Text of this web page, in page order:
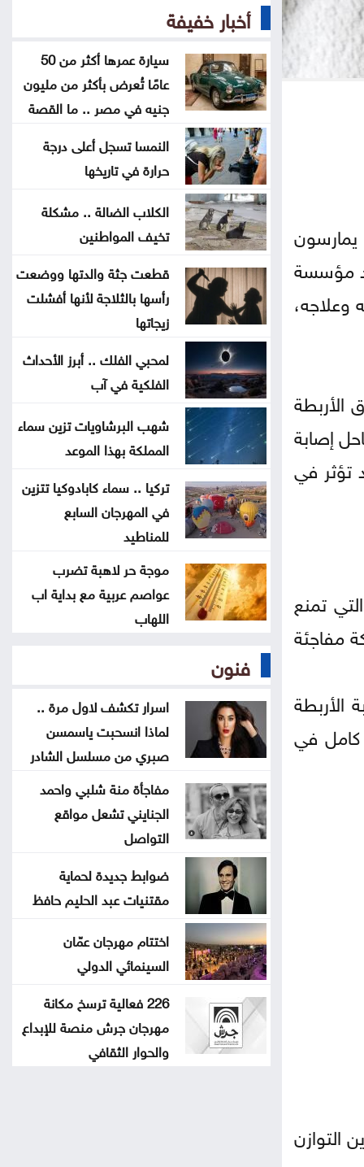
يمارسون
مؤسسة
الأربطة
إصابة
تؤثر في
تمنع
مفاجئة
كامل في
التوازن
الأردن ودول عربية وإسلامية يدينون
الانتهاكات الإسرائيلية المتواصلة في غزة
النفط يرتفع وسط حذر بشأن نتائج
المحادثات بين إيران وعمان
محافظة القدس: أحداث قلنديا تهدد
المخيمات الفلسطينية وقضية اللاجئين
الاحتلال يعتقل ويحقق ميدانيا مع أكثر
من 60 فلسطينيا من مخيم قلنديا
قلنديا تحت الحصار .. الرئاسة
الفلسطينية تحذر من مخطط يستهدف
المخيمات
وزير الاقتصاد الرقمي يفتتح المركز
التكنولوجي منصة الشمال في إربد
بيان صادر عن اللجنة النقابية للعاملين
في شركة البوتاس العربية
ندوة بعنوان المفرق .. عروس البادية
ودورها في بناء السردية الأردنية الأحد
في الكراتيه للطلاب ووصيفه البطولة
أخبار خفيفة
سيارة عمرها أكثر من 50
عامًا تُعرض بأكثر من مليون
جنيه في مصر .. ما القصة
النمسا تسجل أعلى درجة
حرارة في تاريخها
الكلاب الضالة .. مشكلة
تخيف المواطنين
قطعت جثة والدتها ووضعت
رأسها بالثلاجة لأنها أفشلت
زيجاتها
لمحبي الفلك .. أبرز الأحداث
الفلكية في آب
شهب البرشاويات تزين سماء
المملكة بهذا الموعد
تركيا .. سماء كابادوكيا تتزين
في المهرجان السابع
للمناطيد
موجة حر لاهبة تضرب
عواصم عربية مع بداية اب
اللهاب
فنون
اسرار تكشف لاول مرة ..
لماذا انسحبت ياسمسن
صبري من مسلسل الشادر
مفاجأة منة شلبي واحمد
الجنايني تشعل مواقع
التواصل
ضوابط جديدة لحماية
مقتنيات عبد الحليم حافظ
اختتام مهرجان عمّان
السينمائي الدولي
226 فعالية ترسخ مكانة
مهرجان جرش منصة للإبداع
والحوار الثقافي